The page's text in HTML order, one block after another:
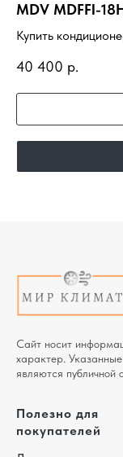
MDV MDFFI-
Купить
40 400 р.
Сайт носит
характер.
являются публичной
Полезно для
покупателей